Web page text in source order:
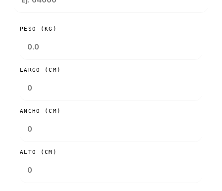
PESO (KG)
LARGO (CM)
ANCHO (CM)
ALTO (CM)